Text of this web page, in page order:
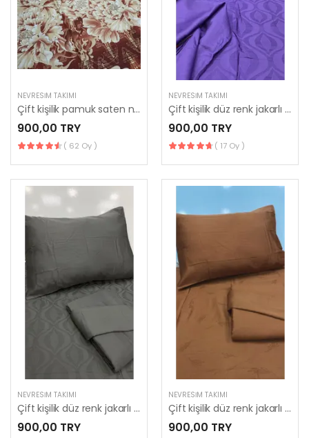
NEVRESIM TAKIMI
Çift kişilik pamuk saten nevresim takımı
900,00 TRY
( 62 Oy )
NEVRESIM TAKIMI
Çift kişilik düz renk jakarlı nevresim takımı
900,00 TRY
( 17 Oy )
NEVRESIM TAKIMI
Çift kişilik düz renk jakarlı nevresim takımı
900,00 TRY
NEVRESIM TAKIMI
Çift kişilik düz renk jakarlı nevresim takımı
900,00 TRY